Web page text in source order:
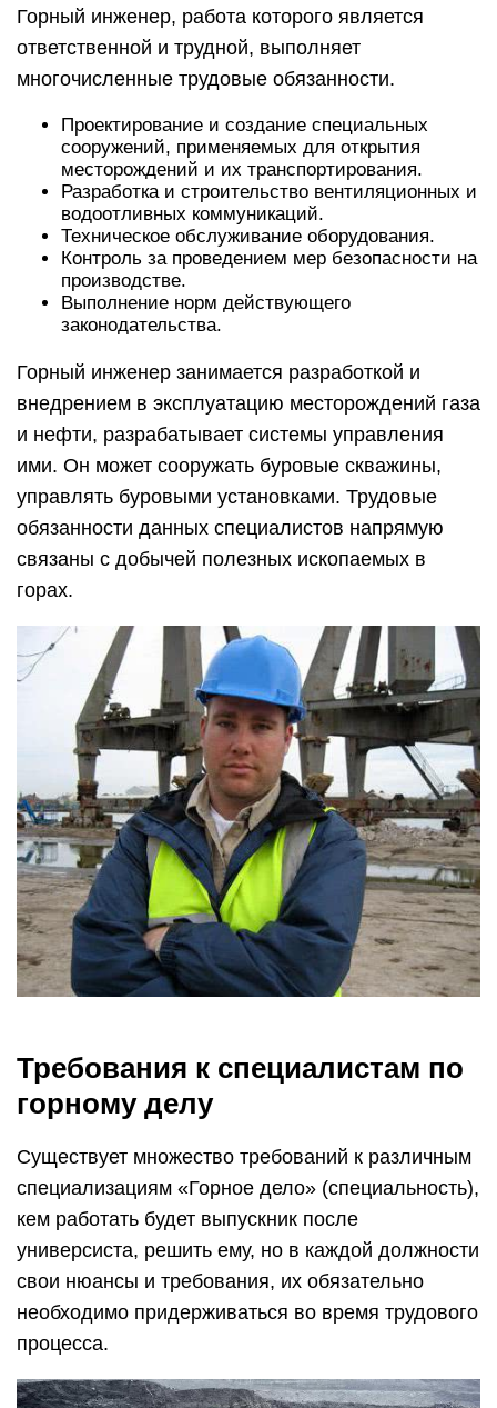
Горный инженер, работа которого является
ответственной и трудной, выполняет
многочисленные трудовые обязанности.
Проектирование и создание специальных
сооружений, применяемых для открытия
месторождений и их транспортирования.
Разработка и строительство вентиляционных и
водоотливных коммуникаций.
Техническое обслуживание оборудования.
Контроль за проведением мер безопасности на
производстве.
Выполнение норм действующего
законодательства.
Горный инженер занимается разработкой и
внедрением в эксплуатацию месторождений газа
и нефти, разрабатывает системы управления
ими. Он может сооружать буровые скважины,
управлять буровыми установками. Трудовые
обязанности данных специалистов напрямую
связаны с добычей полезных ископаемых в
горах.
Требования к специалистам по
горному делу
Существует множество требований к различным
специализациям «Горное дело» (специальность),
кем работать будет выпускник после
универсиста, решить ему, но в каждой должности
свои нюансы и требования, их обязательно
необходимо придерживаться во время трудового
процесса.